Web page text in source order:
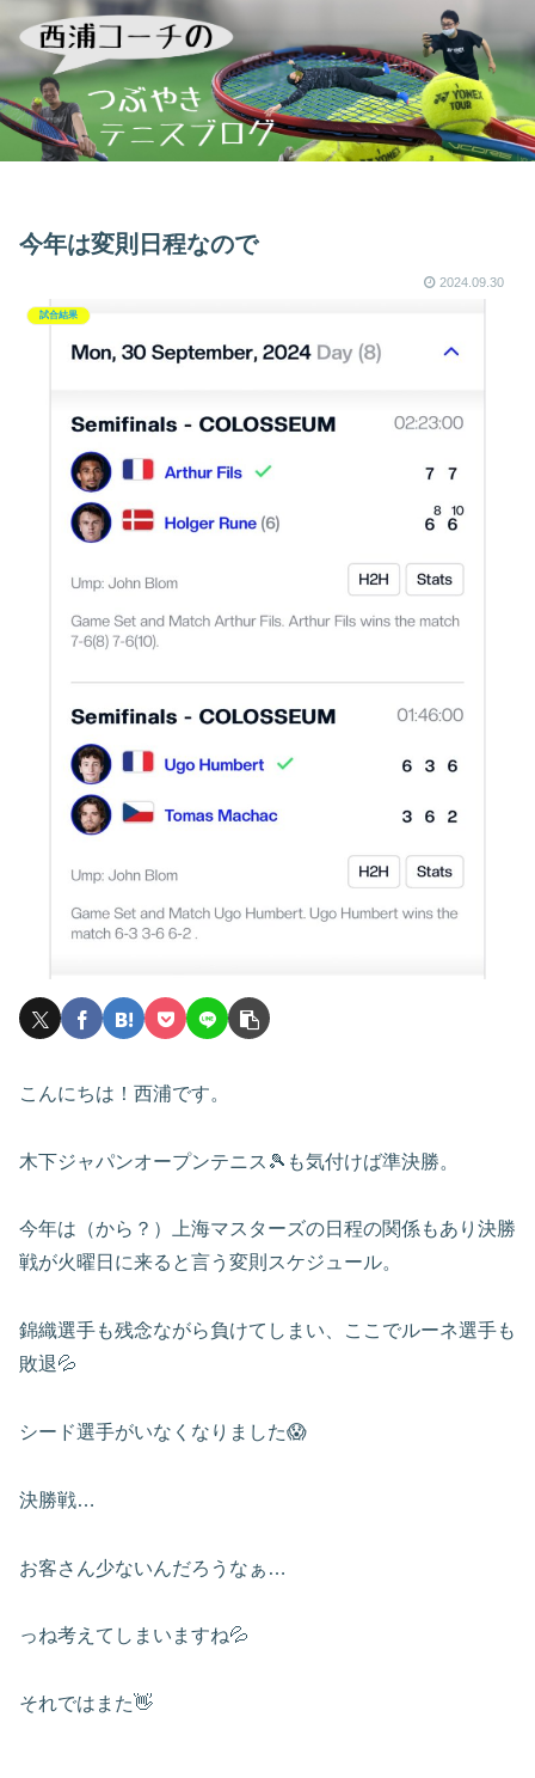
今年は変則日程なので
2024.09.30
試合結果
こんにちは！西浦です。
木下ジャパンオープンテニス🎾も気付けば準決勝。
今年は（から？）上海マスターズの日程の関係もあり決勝
戦が火曜日に来ると言う変則スケジュール。
錦織選手も残念ながら負けてしまい、ここでルーネ選手も
敗退💦
シード選手がいなくなりました😱
決勝戦…
お客さん少ないんだろうなぁ…
っね考えてしまいますね💦
それではまた👋